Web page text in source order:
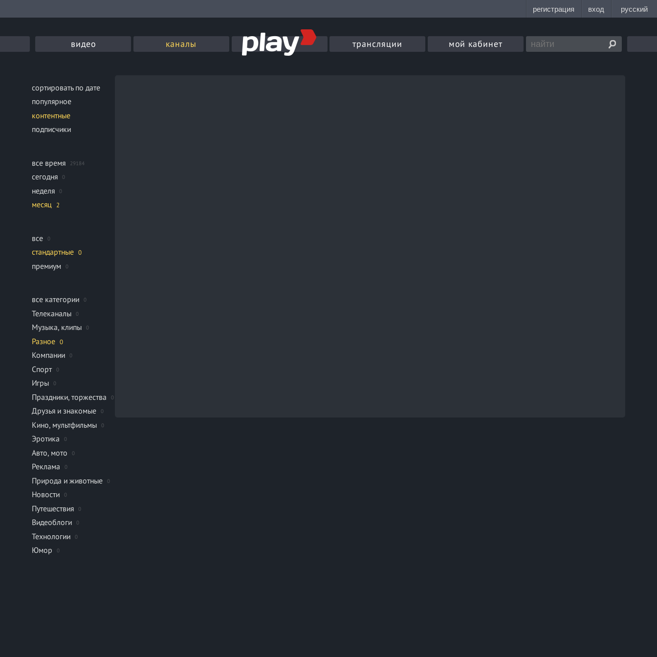
видео каналы трансляции мой кабинет
сортировать по дате
популярное
контентные
подписчики
все время 29184
сегодня 0
неделя 0
месяц 2
все 0
стандартные 0
премиум 0
все категории 0
Телеканалы 0
Музыка, клипы 0
Разное 0
Компании 0
Спорт 0
Игры 0
Праздники, торжества 0
Друзья и знакомые 0
Кино, мультфильмы 0
Эротика 0
Авто, мото 0
Реклама 0
Природа и животные 0
Новости 0
Путешествия 0
Видеоблоги 0
Технологии 0
Юмор 0